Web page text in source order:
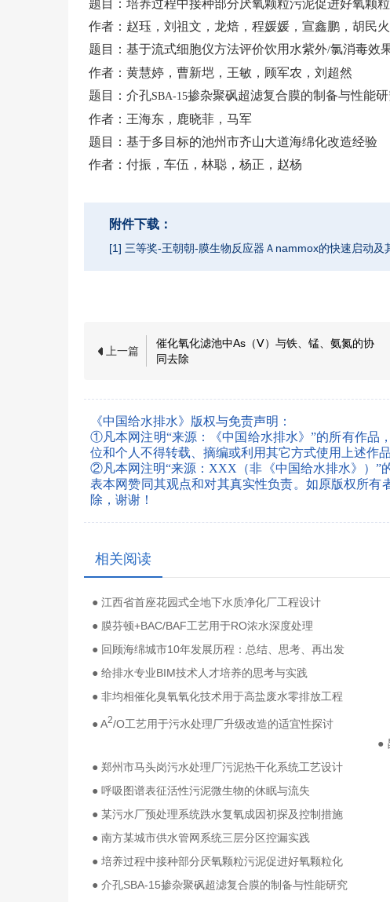
题目：培养过程中接种部分厌氧颗粒污泥促进好氧颗
作者：赵珏，刘祖文，龙焙，程媛媛，宣鑫鹏，胡民
题目：基于流式细胞仪方法评价饮用水紫外/氯消毒效
作者：黄慧婷，曹新垲，王敏，顾军农，刘超然
题目：介孔SBA-15掺杂聚砜超滤复合膜的制备与性能研
作者：王海东，鹿晓菲，马军
题目：基于多目标的池州市齐山大道海绵化改造经验
作者：付振，车伍，林聪，杨正，赵杨
附件下载：
[1] 三等奖-王朝朝-膜生物反应器Ａnammox的快速启动及
上一篇
催化氧化滤池中As（Ⅴ）与铁、锰、氨氮的协
同去除
《中国给水排水》版权与免责声明：
①凡本网注明“来源：《中国给水排水》”的所有作品
位和个人不得转载、摘编或利用其它方式使用上述作
②凡本网注明“来源：XXX（非《中国给水排水》）”
表本网赞同其观点和对其真实性负责。如原版权所有
除，谢谢！
相关阅读
● 江西省首座花园式全地下水质净化厂工程设计
● 膜芬顿+BAC/BAF工艺用于RO浓水深度处理
● 回顾海绵城市10年发展历程：总结、思考、再出发
● 给排水专业BIM技术人才培养的思考与实践
● 非均相催化臭氧氧化技术用于高盐废水零排放工程
● A2/O工艺用于污水处理厂升级改造的适宜性探讨
●
● 郑州市马头岗污水处理厂污泥热干化系统工艺设计
● 呼吸图谱表征活性污泥微生物的休眠与流失
● 某污水厂预处理系统跌水复氧成因初探及控制措施
● 南方某城市供水管网系统三层分区控漏实践
● 培养过程中接种部分厌氧颗粒污泥促进好氧颗粒化
● 介孔SBA-15掺杂聚砜超滤复合膜的制备与性能研究